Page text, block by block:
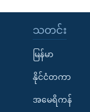
သတင်း
မြန်မာ
နိုင်ငံတကာ
အမေရိကန်